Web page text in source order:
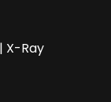
X-Ray